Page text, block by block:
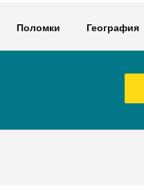
Поломки География